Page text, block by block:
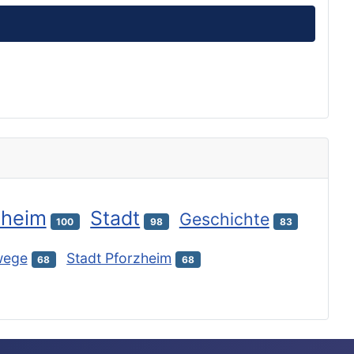
100 Stadt 98 Geschichte 83
68 Stadt Pforzheim 68